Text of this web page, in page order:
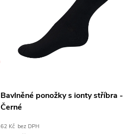
Bavlněné ponožky s ionty stříbra -
Černé
62 Kč bez DPH